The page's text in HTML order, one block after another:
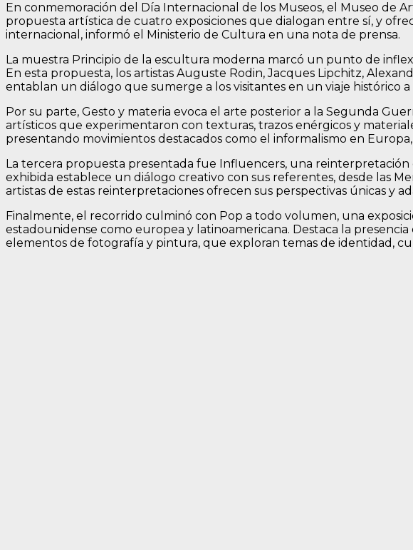
En conmemoración del Día Internacional de los Museos, el Museo de
propuesta artística de cuatro exposiciones que dialogan entre sí, y
internacional, informó el Ministerio de Cultura en una nota de prensa.
La muestra Principio de la escultura moderna marcó un punto de
En esta propuesta, los artistas Auguste Rodin, Jacques Lipchitz,
entablan un diálogo que sumerge a los visitantes en un viaje histórico
Por su parte, Gesto y materia evoca el arte posterior a la Segunda
artísticos que experimentaron con texturas, trazos enérgicos y
presentando movimientos destacados como el informalismo en
La tercera propuesta presentada fue Influencers, una reinterpretación
exhibida establece un diálogo creativo con sus referentes, desde las
artistas de estas reinterpretaciones ofrecen sus perspectivas únicas y
Finalmente, el recorrido culminó con Pop a todo volumen, una
estadounidense como europea y latinoamericana. Destaca la
elementos de fotografía y pintura, que exploran temas de identidad,